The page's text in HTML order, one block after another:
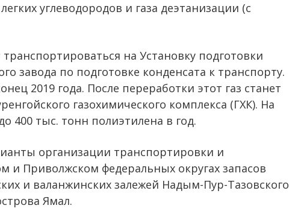
углеводородов и газа деэтанизации (с
транспортироваться на Установку подготовки
завода по подготовке конденсата к транспорту.
2019 года. После переработки этот газ станет
газохимического комплекса (ГХК). На
400 тыс. тонн полиэтилена в год.
организации транспортировки и
и Приволжском федеральных округах запасов
и валанжинских залежей Надым-Пур-Тазовского
Ямал.